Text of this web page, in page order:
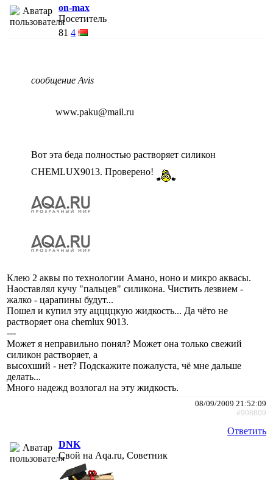
on-max
Посетитель
81 4
сообщение Avis
www.paku@mail.ru
Вот эта беда полностью растворяет силикон
CHEMLUX9013. Проверено!
Клею 2 аквы по технологии Амано, ноно и микро аквасы.
Наоставлял кучу "пальцев" силикона. Чистить лезвием -
жалко - царапины будут...
Пошел и купил эту аццццкую жидкость... Да чёто не
растворяет она chemlux 9013.
---
Может я неправильно понял? Может она только свежий
силикон растворяет, а
высохший - нет? Подскажите пожалуста, чё мне дальше
делать...
Много надежд возлогал на эту жидкость.
08/09/2009 21:52:09
#908809
Ответить
DNK
Свой на Aqa.ru, Советник